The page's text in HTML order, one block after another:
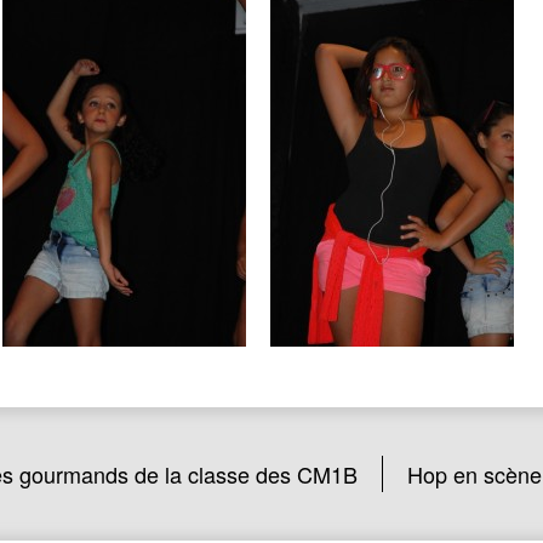
gourmands de la classe des CM1B Hop en